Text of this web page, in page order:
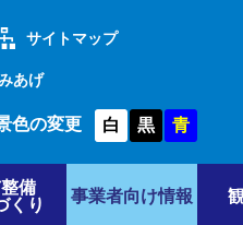
サイトマップ
あげ
色の変更 白 黒 青
備
くり
事業者向け情報